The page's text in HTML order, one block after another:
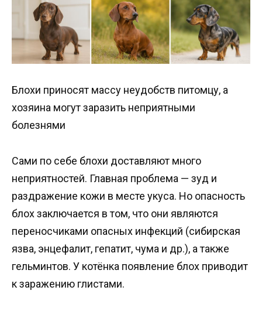
Блохи приносят массу неудобств питомцу, а
хозяина могут заразить неприятными
болезнями
Сами по себе блохи доставляют много
неприятностей. Главная проблема — зуд и
раздражение кожи в месте укуса. Но опасность
блох заключается в том, что они являются
переносчиками опасных инфекций (сибирская
язва, энцефалит, гепатит, чума и др.), а также
гельминтов. У котёнка появление блох приводит
к заражению глистами.